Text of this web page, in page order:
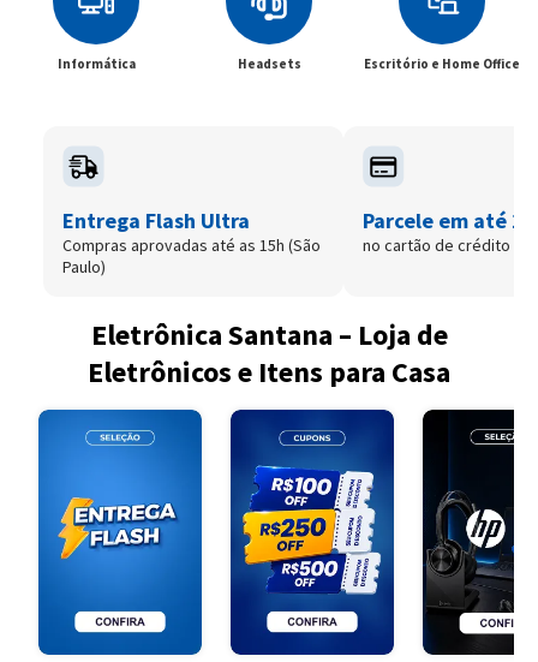
Informática Headsets Escritório e Home Office
Entrega Flash Ultra
Compras aprovadas até as 15h (São
Paulo)
Parcele em até
no cartão de crédito
Eletrônica Santana – Loja de
Eletrônicos e Itens para Casa